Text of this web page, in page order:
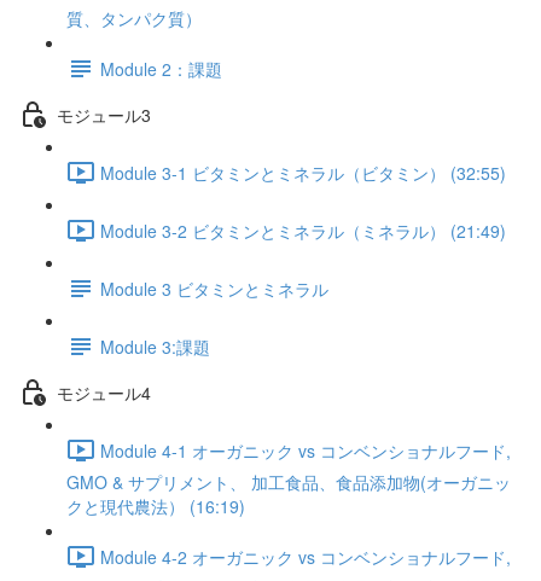
質、タンパク質）
Module 2：課題
モジュール3
Module 3-1 ビタミンとミネラル（ビタミン） (32:55)
Module 3-2 ビタミンとミネラル（ミネラル） (21:49)
Module 3 ビタミンとミネラル
Module 3:課題
モジュール4
Module 4-1 オーガニック vs コンベンショナルフード,
GMO & サプリメント、 加工食品、食品添加物(オーガニッ
クと現代農法） (16:19)
Module 4-2 オーガニック vs コンベンショナルフード,